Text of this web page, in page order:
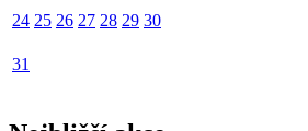
24 25 26 27 28 29 30
31